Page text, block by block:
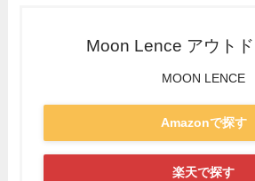
Moon Lence アウト
MOON LENCE
Amazonで探す
楽天で探す